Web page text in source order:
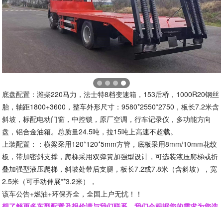
底盘配置：潍柴220马力，法士特8档变速箱，153后桥，1000R20钢丝
胎，轴距1800+3600，整车外形尺寸：9580*2550*2750，板长7.2米含
斜坡，标配电动门窗，中控锁，原厂空调，行车记录仪，多功能方向
盘，铝合金油箱。总质量24.5吨，拉15吨上高速不超载。
上装配置：：横梁采用120*120*5mm方管，底板采用8mm/10mm花纹
板，带加密斜支撑，爬梯采用双弹簧加强型设计，可选装液压爬梯或折
叠加强型液压爬梯，斜坡处带后支腿，板长7.2或7.8米（含斜坡），宽
2.5米（可手动伸展**3.2米），
该车公告+燃油+环保齐全，全国上户无忧！！